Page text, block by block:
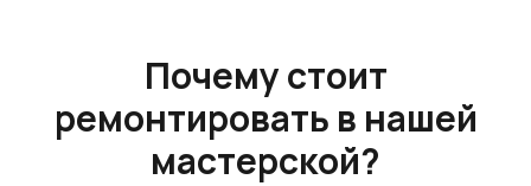
Почему стоит
ремонтировать в нашей
мастерской?